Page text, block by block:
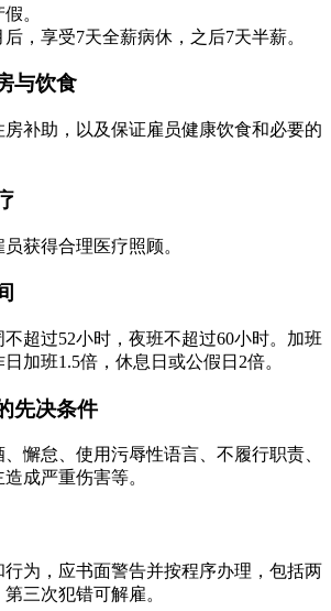
。
，享受7天全薪病休，之后7天半薪。
与饮食
房补助，以及保证雇员健康饮食和必要的
获得合理医疗照顾。
超过52小时，夜班不超过60小时。加班
加班1.5倍，休息日或公假日2倍。
先决条件
懈怠、使用污辱性语言、不履行职责、
成严重伤害等。
行为，应书面警告并按程序办理，包括两
三次犯错可解雇。